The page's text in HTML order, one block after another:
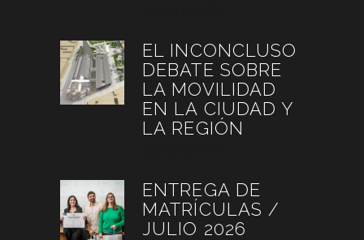
EL INCONCLUSO
DEBATE SOBRE
LA MOVILIDAD
EN LA CIUDAD Y
LA REGIÓN
ENTREGA DE
MATRÍCULAS /
JULIO 2026